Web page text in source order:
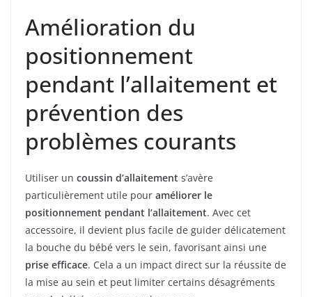
Amélioration du
positionnement
pendant l’allaitement et
prévention des
problèmes courants
Utiliser un coussin d’allaitement s’avère
particulièrement utile pour améliorer le
positionnement pendant l’allaitement. Avec cet
accessoire, il devient plus facile de guider délicatement
la bouche du bébé vers le sein, favorisant ainsi une
prise efficace. Cela a un impact direct sur la réussite de
la mise au sein et peut limiter certains désagréments